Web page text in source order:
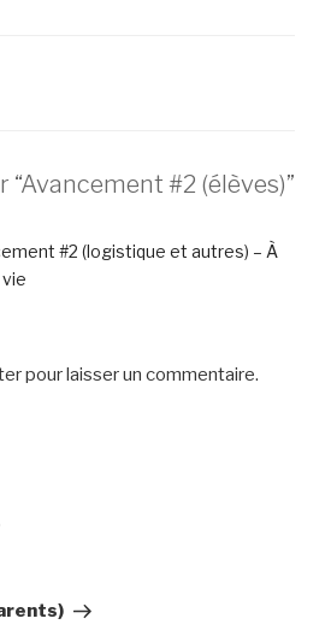
“Avancement #2 (élèves)”
#2 (logistique et autres) – À
pour laisser un commentaire.